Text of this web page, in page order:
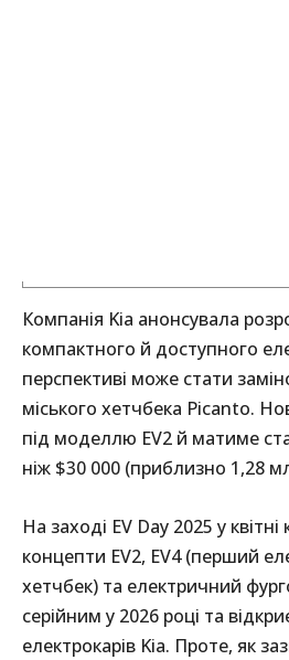
Компанія Kia анонсувала
компактного й доступного
перспективі може стати
міського хетчбека Picanto.
під моделлю EV2 й матиме
ніж $30 000 (приблизно 1,28
На заході EV Day 2025 у
концепти EV2, EV4 (перший
хетчбек) та електричний
серійним у 2026 році та
електрокарів Kia. Проте, як